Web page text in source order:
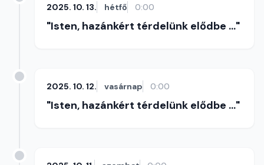
2025. 10. 13. hétfő 0:00
"Isten, hazánkért térdelünk elődbe ..."
2025. 10. 12. vasárnap 0:00
"Isten, hazánkért térdelünk elődbe ..."